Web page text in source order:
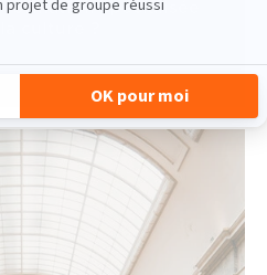
spécialisée